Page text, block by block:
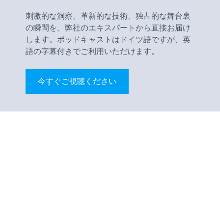
刺激的な洞察、革新的な技術、独占的な舞台裏
の瞬間を、弊社のエキスパートから直接お届け
します。ポッドキャストはドイツ語ですが、英
語の字幕付きでご利用いただけます。
今すぐご視聴ください